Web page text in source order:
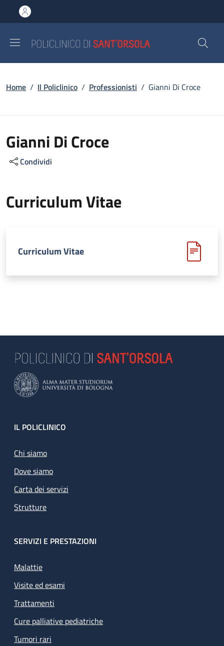
al contenuto principale
to footer content
Briciole di pane
Home / Il Policlinico / Professionisti / Gianni Di Croce
Gianni Di Croce
Condividi
Curriculum Vitae
Curriculum Vitae
Footer
IL POLICLINICO
Chi siamo
Dove siamo
Carta dei servizi
Strutture
SERVIZI E PRESTAZIONI
Malattie
Visite ed esami
Trattamenti
Cure palliative pediatriche
Tumori rari